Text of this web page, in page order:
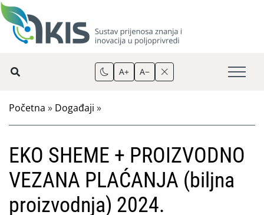
A+ A−
Početna » Događaji »
EKO SHEME + PROIZVODNO
VEZANA PLAĆANJA (biljna
proizvodnja) 2024.